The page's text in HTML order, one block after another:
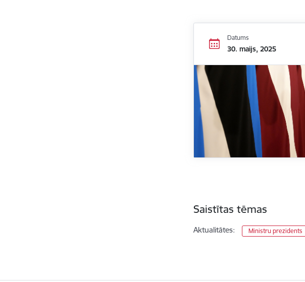
Datums
30. maijs, 2025
Saistītas tēmas
Aktualitātes: Ministru prezidents